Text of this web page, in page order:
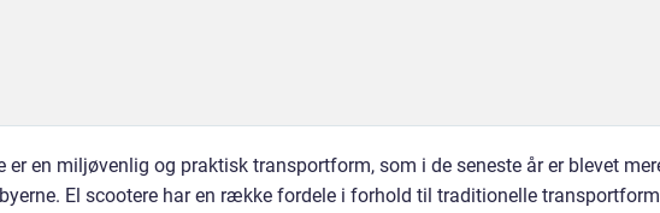
er en miljøvenlig og praktisk transportform, som i de seneste år er blevet
El scootere har en række fordele i forhold til traditionelle